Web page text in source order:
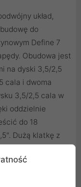
układ,
do
Define 7
Obudowa jest
na dyski 3,5/2,5
cala i dwoma
3,5/2,5 cala w
oddzielnie
do 18
Dużą klatkę z
do
możesz